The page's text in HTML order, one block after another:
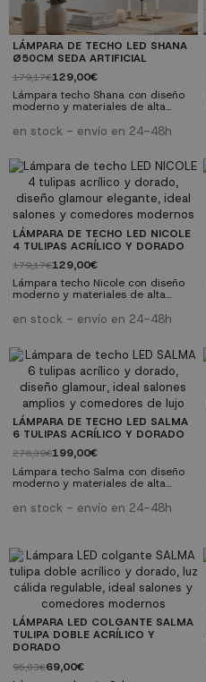
LÁMPARA DE TECHO LED SHANA
Ø50CM SEDA ARTIFICIAL
179,17€129,00€
Lámpara techo Shana con diseño
moderno y materiales de alta
Perfecta para salones, comedores
Tecnología LED: Bajo consumo y
larga duración ✓ Calidad
premium: Materiales resistentes y
duraderos ✓ Fácil instalación:
Incluye instrucciones y herrajes
en stock - envío en 24-48h
LÁMPARA DE TECHO LED NICOLE
4 TULIPAS ACRÍLICO Y DORADO
179,17€129,00€
Lámpara techo Nicole con diseño
moderno y materiales de alta
Perfecta para salones, comedores
Tecnología LED: Bajo consumo y
larga duración ✓ Calidad
premium: Materiales resistentes y
duraderos ✓ Fácil instalación:
Incluye instrucciones y herrajes
en stock - envío en 24-48h
LÁMPARA DE TECHO LED SALMA
6 TULIPAS ACRÍLICO Y DORADO
276,39€199,00€
Lámpara techo Salma con diseño
moderno y materiales de alta
calidad. Tecnología LED integrada.
Perfecta para salones, comedores
larga duración ✓ Calidad
premium: Materiales resistentes y
duraderos ✓ Fácil instalación:
Incluye instrucciones y herrajes
en stock - envío en 24-48h
LÁMPARA LED COLGANTE SALMA
TULIPA DOBLE ACRÍLICO Y
DORADO
95,83€69,00€